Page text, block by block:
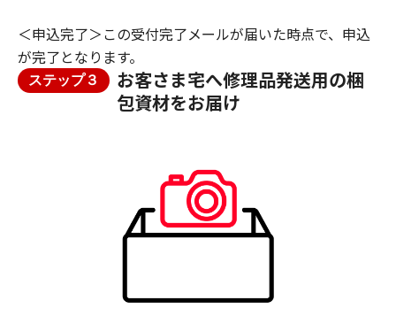
＜申込完了＞この受付完了メールが届いた時点で、申込
が完了となります。
ステップ３
お客さま宅へ修理品発送用の梱
包資材をお届け